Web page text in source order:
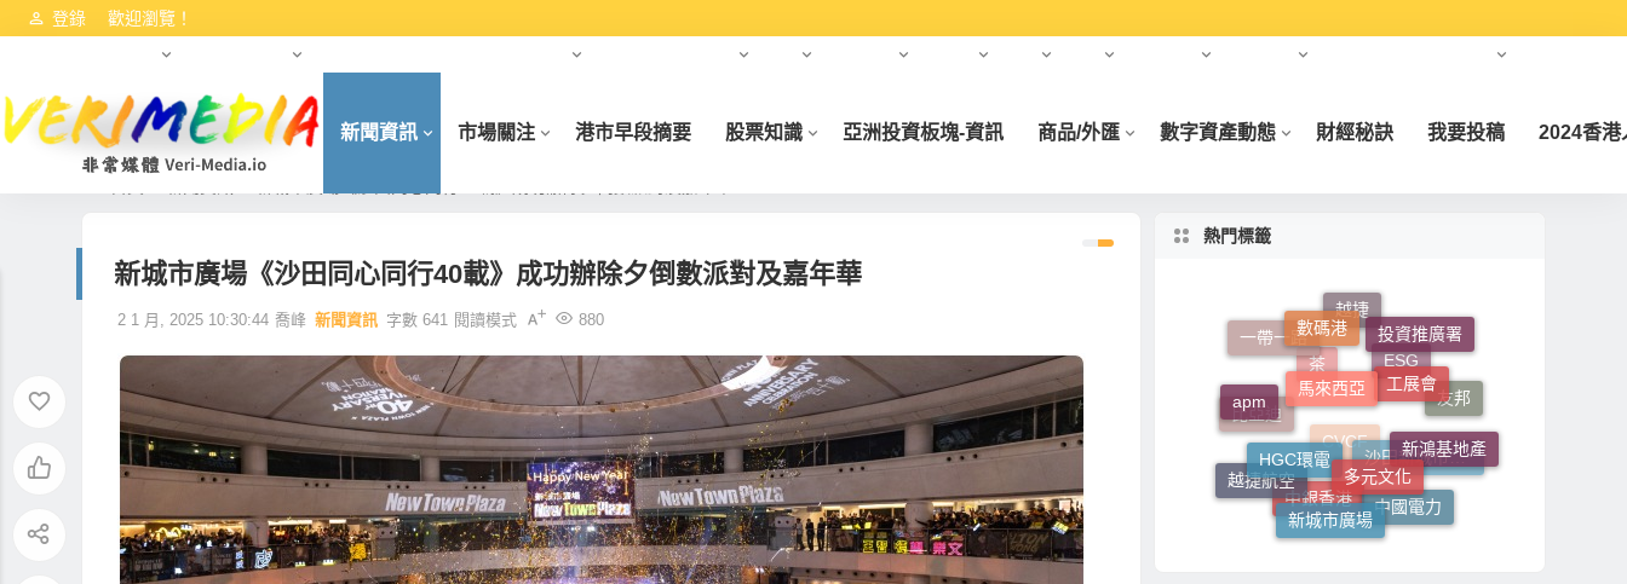
歡迎瀏覽！
登錄
新聞資訊 市場關注 港市早段摘要 股票知識 亞洲投資板塊-資訊 商品/外匯 數字資產動態 財經秘訣 我要投稿 2024香港
新城市廣場《沙田同心同行40載》成功辦除夕倒數派對及嘉年華
2 1 月, 2025 10:30:44 喬峰 新聞資訊 880
字數 641 閱讀模式
熱門標籤
中銀香港
CVCF 沙田新城市廣場
中國電力
新城市廣場
越捷航空
比亞迪
ESG 友邦
新鴻基地產
多元文化
HGC環電
apm
一帶一路
越捷 投資推廣署
工展會
馬來西亞
數碼港